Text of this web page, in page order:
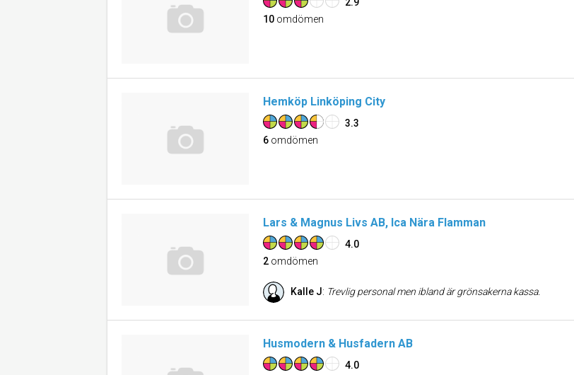
10 omdömen
Hemköp Linköping City
3.3
6 omdömen
Lars & Magnus Livs AB, Ica Nära Flamman
4.0
2 omdömen
Kalle J: Trevlig personal men ibland är grönsakerna kassa.
Husmodern & Husfadern AB
4.0